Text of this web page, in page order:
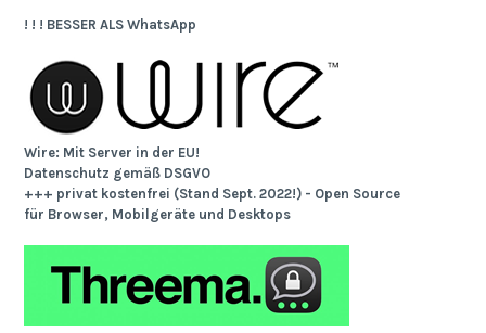
! ! ! BESSER ALS WhatsApp
Wire: Mit Server in der EU!
Datenschutz gemäß DSGVO
+++ privat kostenfrei (Stand Sept. 2022!) - Open Source
für Browser, Mobilgeräte und Desktops